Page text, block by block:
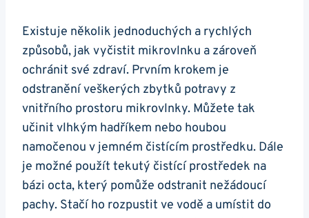
Existuje několik jednoduchých a rychlých
způsobů, ​jak ⁣vyčistit ​mikrovlnku⁤ a⁣ zároveň
ochránit své zdraví. ⁢Prvním​ krokem⁣ je
odstranění ​veškerých‌ zbytků‍ potravy ‍z⁢
vnitřního prostoru mikrovlnky. Můžete tak‌
učinit vlhkým hadříkem nebo⁢ houbou
namočenou v jemném čistícím prostředku. Dále⁤
je možné‍ použít tekutý čistící prostředek na‍
bázi octa,⁤ který pomůže odstranit​ nežádoucí
pachy.‌ Stačí ho rozpustit ve vodě a umístit do